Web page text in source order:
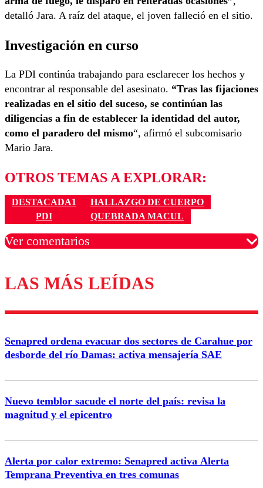
detalló Jara. A raíz del ataque, el joven falleció en el sitio.
Investigación en curso
La PDI continúa trabajando para esclarecer los hechos y
encontrar al responsable del asesinato. “Tras las fijaciones
realizadas en el sitio del suceso, se continúan las
diligencias a fin de establecer la identidad del autor,
como el paradero del mismo“, afirmó el subcomisario
Mario Jara.
OTROS TEMAS A EXPLORAR:
DESTACADA1
HALLAZGO DE CUERPO
PDI
QUEBRADA MACUL
Ver comentarios
Los comentarios son moderados para garantizar un
diálogo respetuoso.
Nombre
Correo
LAS MÁS LEÍDAS
Senapred ordena evacuar dos sectores de Carahue por
desborde del río Damas: activa mensajería SAE
Nuevo temblor sacude el norte del país: revisa la
magnitud y el epicentro
Alerta por calor extremo: Senapred activa Alerta
Temprana Preventiva en tres comunas